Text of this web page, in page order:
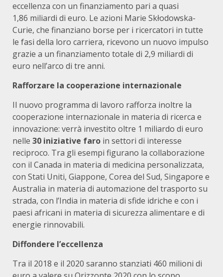
eccellenza con un finanziamento pari a quasi
1,86 miliardi di euro. Le azioni Marie Skłodowska-
Curie, che finanziano borse per i ricercatori in tutte
le fasi della loro carriera, ricevono un nuovo impulso
grazie a un finanziamento totale di 2,9 miliardi di
euro nell’arco di tre anni.
Rafforzare la cooperazione internazionale
Il nuovo programma di lavoro rafforza inoltre la
cooperazione internazionale in materia di ricerca e
innovazione: verrà investito oltre 1 miliardo di euro
nelle 30 iniziative faro in settori di interesse
reciproco. Tra gli esempi figurano la collaborazione
con il Canada in materia di medicina personalizzata,
con Stati Uniti, Giappone, Corea del Sud, Singapore e
Australia in materia di automazione del trasporto su
strada, con l’India in materia di sfide idriche e con i
paesi africani in materia di sicurezza alimentare e di
energie rinnovabili.
Diffondere l’eccellenza
Tra il 2018 e il 2020 saranno stanziati 460 milioni di